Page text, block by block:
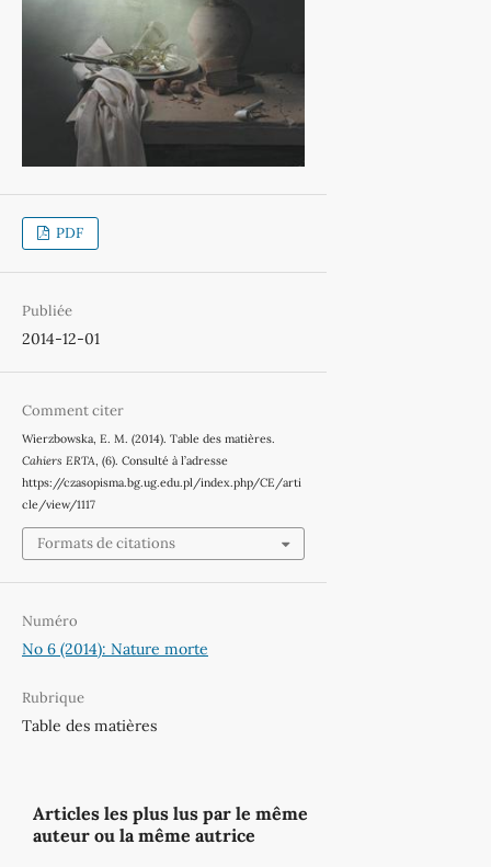
PDF
Publiée
2014-12-01
Comment citer
Wierzbowska, E. M. (2014). Table des matières.
Cahiers ERTA, (6). Consulté à l’adresse
https://czasopisma.bg.ug.edu.pl/index.php/CE/arti
cle/view/1117
Formats de citations
Numéro
No 6 (2014): Nature morte
Rubrique
Table des matières
Articles les plus lus par le même
auteur ou la même autrice